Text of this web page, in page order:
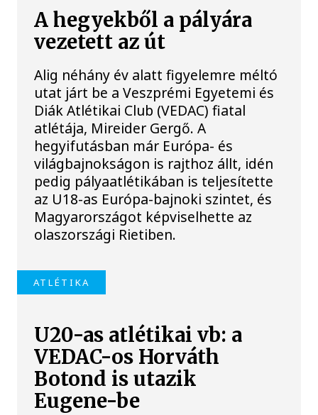
A hegyekből a pályára
vezetett az út
Alig néhány év alatt figyelemre méltó
utat járt be a Veszprémi Egyetemi és
Diák Atlétikai Club (VEDAC) fiatal
atlétája, Mireider Gergő. A
hegyifutásban már Európa- és
világbajnokságon is rajthoz állt, idén
pedig pályaatlétikában is teljesítette
az U18-as Európa-bajnoki szintet, és
Magyarországot képviselhette az
olaszországi Rietiben.
ATLÉTIKA
U20-as atlétikai vb: a
VEDAC-os Horváth
Botond is utazik
Eugene-be